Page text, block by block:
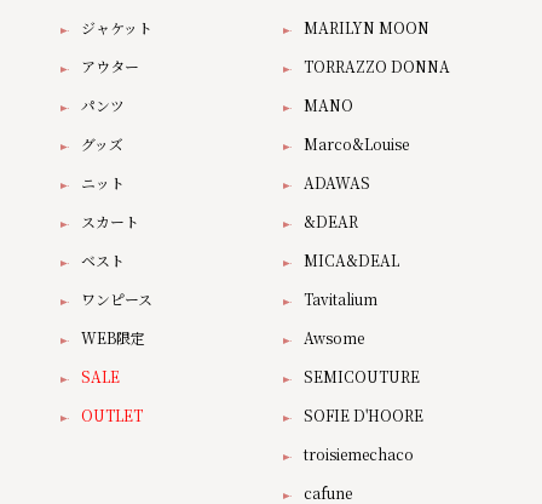
ジャケット
アウター
パンツ
グッズ
ニット
スカート
ベスト
ワンピース
WEB限定
SALE
OUTLET
MARILYN MOON
TORRAZZO DONNA
MANO
Marco&Louise
ADAWAS
&DEAR
MICA&DEAL
Tavitalium
Awsome
SEMICOUTURE
SOFIE D'HOORE
troisiemechaco
cafune